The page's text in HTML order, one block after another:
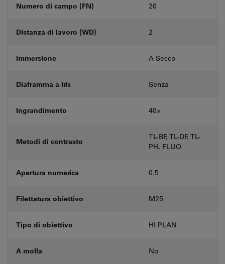
Numero di campo (FN) 20
Distanza di lavoro (WD) 2
Immersione A Secco
Diaframma a Iris Senza
Ingrandimento 40⨉
Metodi di contrasto
TL-BF, TL-DF, TL-
PH, FLUO
Apertura numerica 0.5
Filettatura obiettivo M25
Tipo di obiettivo HI PLAN
A molla No